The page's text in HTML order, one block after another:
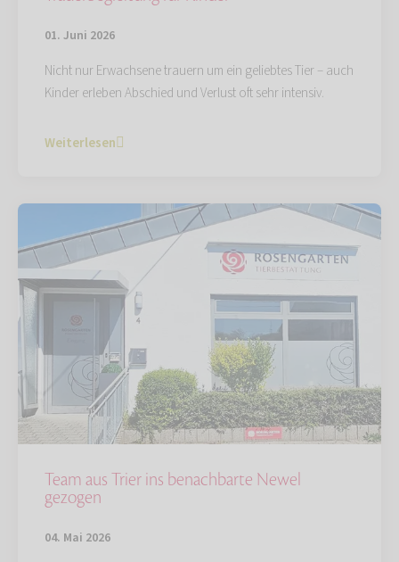
01. Juni 2026
Nicht nur Erwachsene trauern um ein geliebtes Tier – auch
Kinder erleben Abschied und Verlust oft sehr intensiv.
Weiterlesen
Team aus Trier ins benachbarte Newel
gezogen
04. Mai 2026